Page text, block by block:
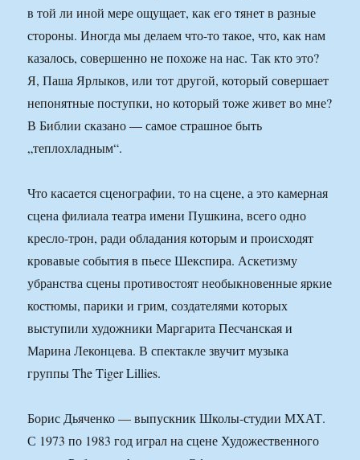
в той ли иной мере ощущает, как его тянет в разные
стороны. Иногда мы делаем что-то такое, что, как нам
казалось, совершенно не похоже на нас. Так кто это?
Я, Паша Ярлыков, или тот другой, который совершает
непонятные поступки, но который тоже живет во мне?
В Библии сказано — самое страшное быть
„теплохладным“.
Что касается сценографии, то на сцене, а это камерная
сцена филиала театра имени Пушкина, всего одно
кресло-трон, ради обладания которым и происходят
кровавые события в пьесе Шекспира. Аскетизму
убранства сцены противостоят необыкновенные яркие
костюмы, парики и грим, создателями которых
выступили художники Маргарита Песчанская и
Марина Леконцева. В спектакле звучит музыка
группы The Tiger Lillies.
Борис Дьяченко — выпускник Школы-студии МХАТ.
С 1973 по 1983 год играл на сцене Художественного